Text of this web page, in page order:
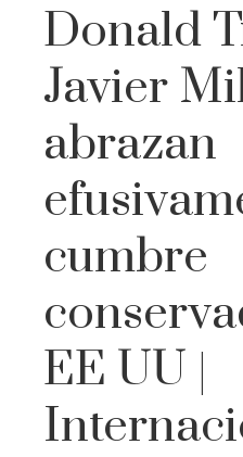
Donald
Javier
abrazan
cumbre
EE UU |